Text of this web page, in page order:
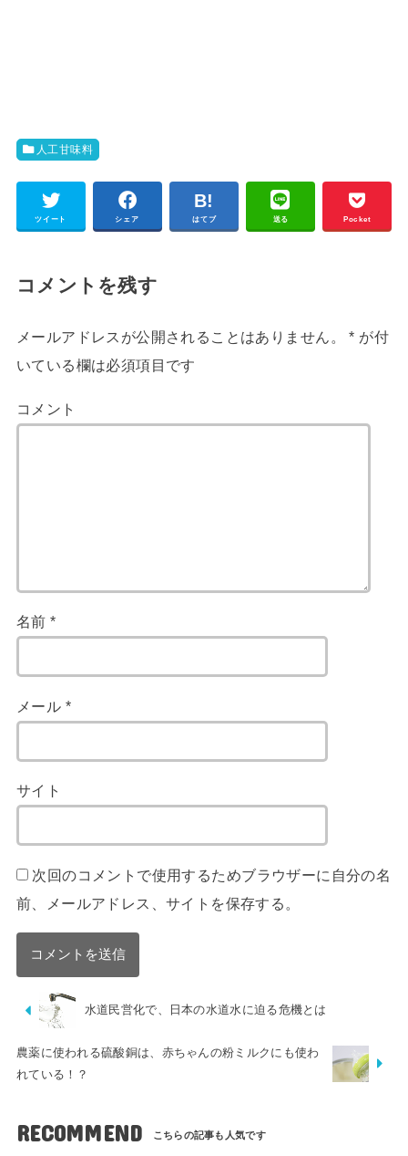
人工甘味料
ツイート シェア はてブ 送る Pocket
コメントを残す
メールアドレスが公開されることはありません。 * が付
いている欄は必須項目です
コメント
名前*
メール *
サイト
次回のコメントで使用するためブラウザーに自分の名
前、メールアドレス、サイトを保存する。
水道民営化で、日本の水道水に迫る危機とは
農薬に使われる硫酸銅は、赤ちゃんの粉ミルクにも使わ
れている！？
RECOMMEND